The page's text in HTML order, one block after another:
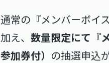
通常の『メンバーボイ
加え、 数量限定にて『
参加券付） の抽選申込